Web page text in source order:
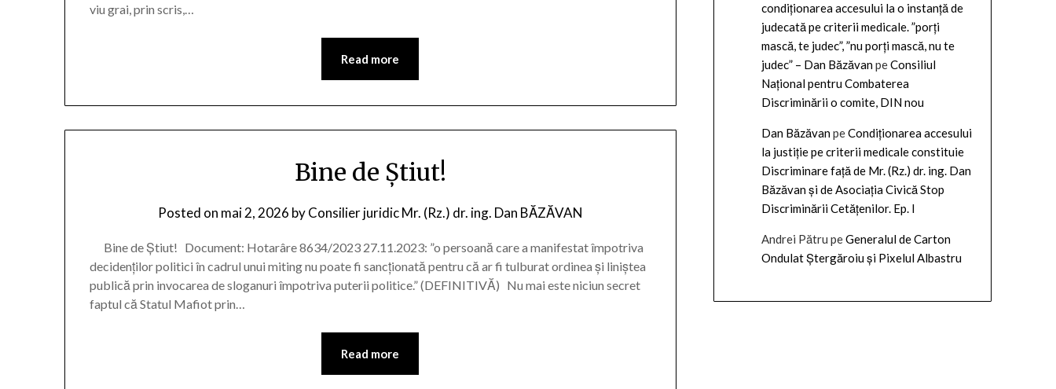
viu grai, prin scris,…
Read more
Bine de Știut!
Posted on mai 2, 2026 byConsilier juridic Mr. (Rz.) dr. ing. Dan BĂZĂVAN
Bine de Știut! Document: Hotarâre 8634/2023 27.11.2023: ”o persoană care a manifestat împotriva
decidenţilor politici în cadrul unui miting nu poate fi sancţionată pentru că ar fi tulburat ordinea şi liniştea
publică prin invocarea de sloganuri împotriva puterii politice.” (DEFINITIVĂ) Nu mai este niciun secret
faptul că Statul Mafiot prin…
Read more
condiționarea accesului la o instanță de
judecată pe criterii medicale. ”porți
mască, te judec”, ”nu porți mască, nu te
judec” – Dan BăzăvanpeConsiliul
Național pentru Combaterea
Discriminării o comite, DIN nou
Dan BăzăvanpeCondiționarea accesului
la justiție pe criterii medicale constituie
Discriminare față de Mr. (Rz.) dr. ing. Dan
Băzăvan și de Asociația Civică Stop
Discriminării Cetățenilor. Ep. I
Andrei Pătru peGeneralul de Carton
Ondulat Ștergăroiu și Pixelul Albastru